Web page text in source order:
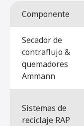
Componente
Secador de
contraflujo &
quemadores
Ammann
Sistemas de
reciclaje RAP